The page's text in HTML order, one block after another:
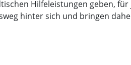
Hilfeleistungen geben, für
hinter sich und bringen